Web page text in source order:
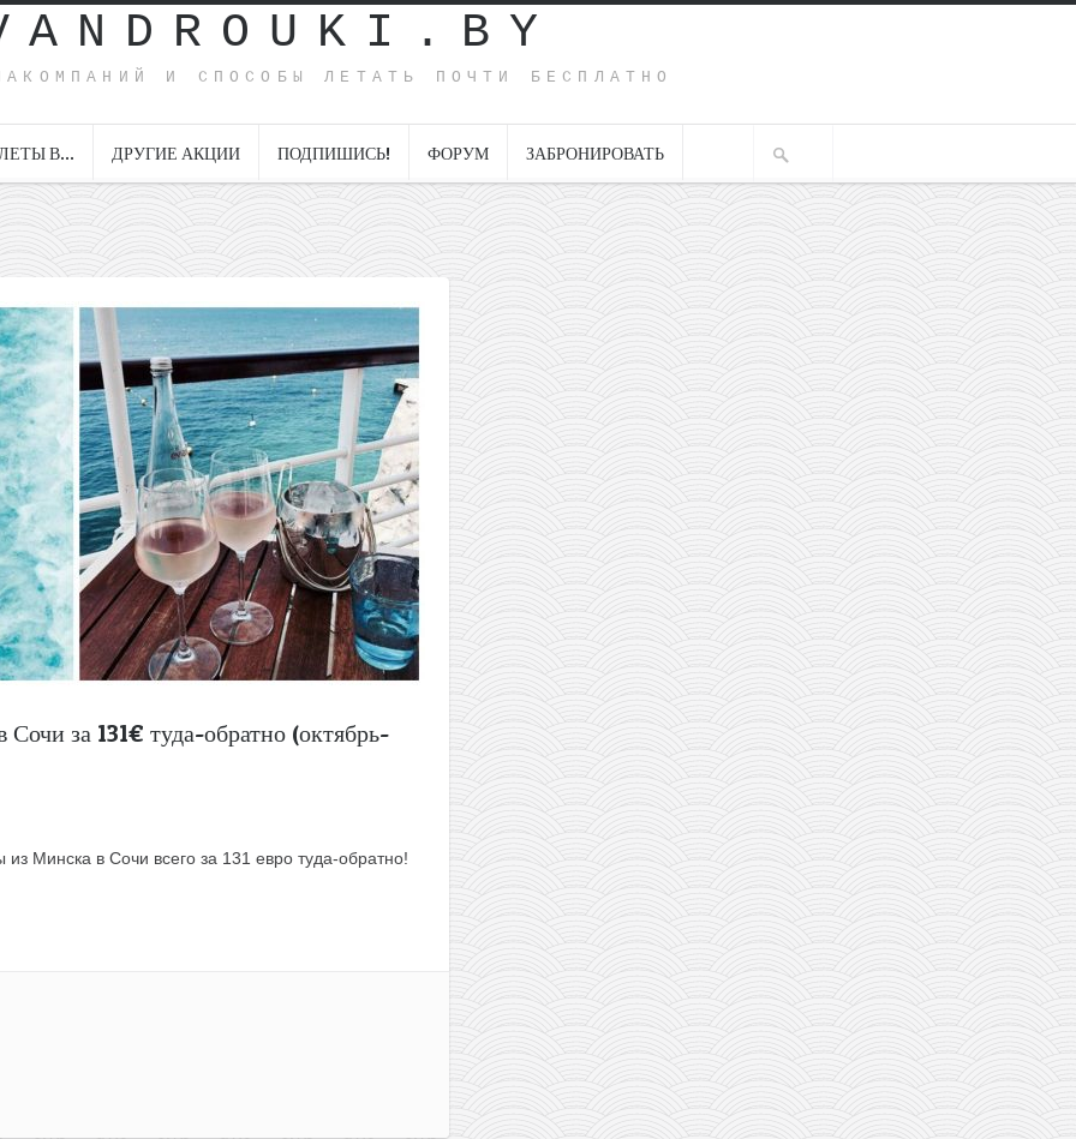
И СПОСОБЫ ЛЕТАТЬ ПОЧТИ БЕСПЛАТНО
В… ДРУГИЕ АКЦИИ ПОДПИШИСЬ! ФОРУМ ЗАБРОНИРОВАТЬ
за 131€ туда-обратно (октябрь-
из Минска в Сочи всего за 131 евро туда-обратно!